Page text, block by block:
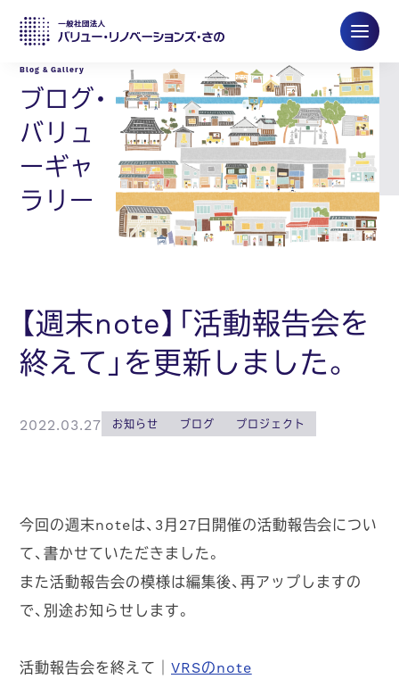
ブログ・
バリュ
ーギャ
ラリー
【週末note】「活動報告会を
終えて」を更新しました。
2022.03.27 お知らせ ブログ プロジェクト
今回の週末noteは、3月27日開催の活動報告会につい
て、書かせていただきました。
また活動報告会の模様は編集後、再アップしますの
で、別途お知らせします。
活動報告会を終えて｜VRSのnote